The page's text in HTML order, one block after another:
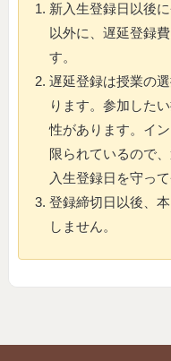
新入生登録日以後
以外に、遅延登録
す。
遅延登録は授業の
ります。参加した
性があります。イ
限られているので
入生登録日を守っ
登録締切日以後、
しません。